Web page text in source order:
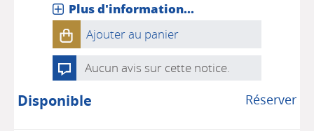
Plus d'information...
Ajouter au panier
Aucun avis sur cette notice.
Réserver
Disponible